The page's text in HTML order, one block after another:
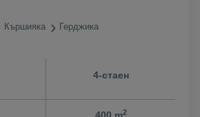
Кършияка Герджика
4-стаен
2